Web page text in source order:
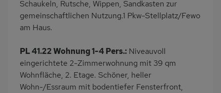
Seniorenfreundlich
Balkonmöbel
Terrassenmöbel
am Waldrand
Bettwäsche inklusive
Handtücher inklusive
Kabel-TV
Schaukeln, Rutsche, Wippen, Sandkasten zur
gemeinschaftlichen Nutzung.1 Pkw-Stellplatz/Fewo
am Haus.
PL 41.22 Wohnung 1-4 Pers.: Niveauvoll
eingerichtete 2-Zimmerwohnung mit 39 qm
Wohnfläche, 2. Etage. Schöner, heller
Wohn-/Essraum mit bodentiefer Fensterfront,